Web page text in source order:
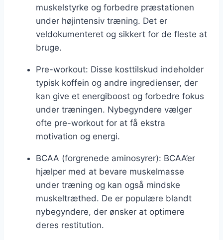
muskelstyrke og forbedre præstationen
under højintensiv træning. Det er
veldokumenteret og sikkert for de fleste at
bruge.
Pre-workout: Disse kosttilskud indeholder
typisk koffein og andre ingredienser, der
kan give et energiboost og forbedre fokus
under træningen. Nybegyndere vælger
ofte pre-workout for at få ekstra
motivation og energi.
BCAA (forgrenede aminosyrer): BCAA’er
hjælper med at bevare muskelmasse
under træning og kan også mindske
muskeltræthed. De er populære blandt
nybegyndere, der ønsker at optimere
deres restitution.